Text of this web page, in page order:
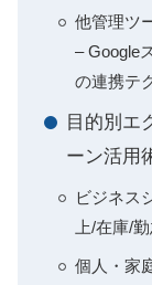
他管理ツ
– Google
の連携テ
目的別エ
ーン活用
ビジネス
上/在庫/
個人・家